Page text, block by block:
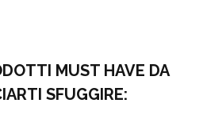
MUST HAVE DA
SFUGGIRE: